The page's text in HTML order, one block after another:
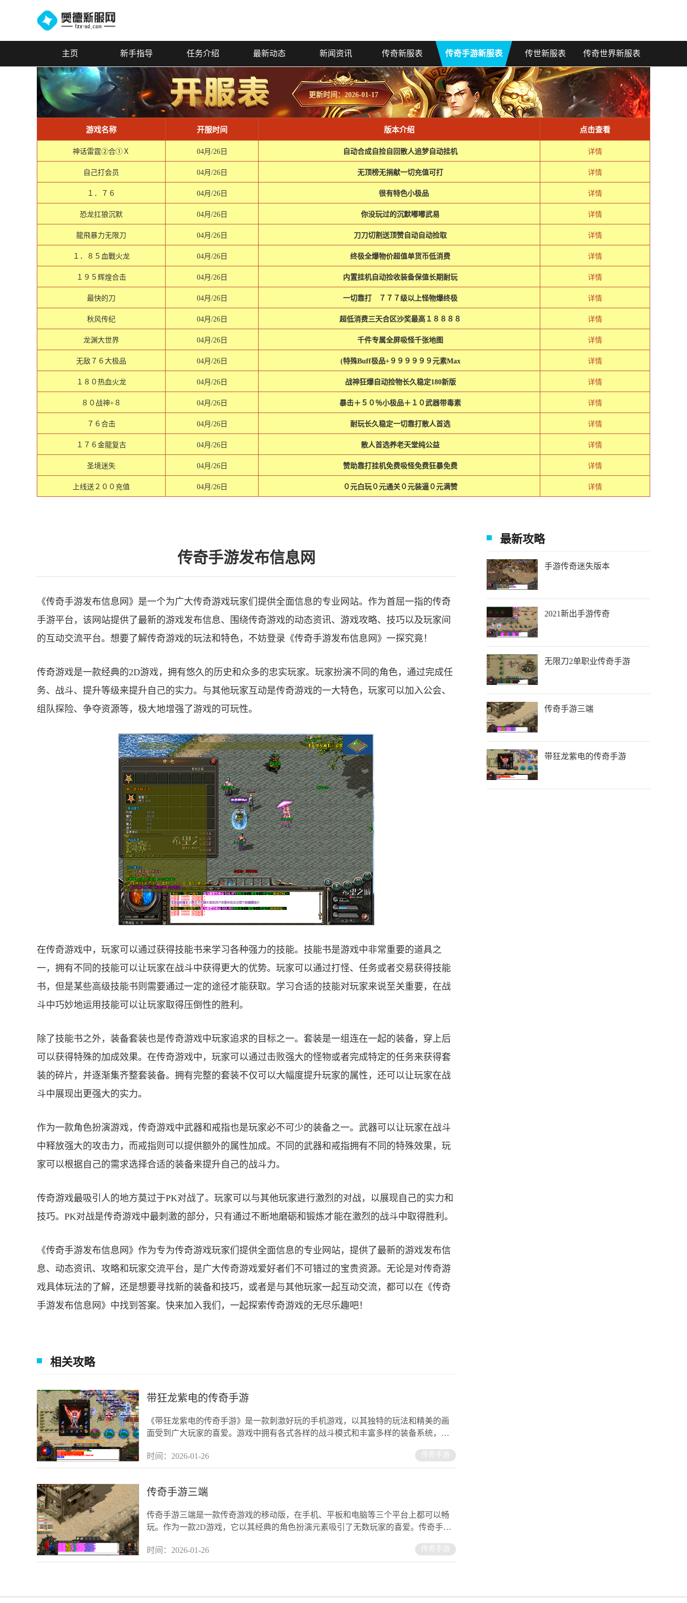
主页 新手指导 任务介绍 最新动态 新闻资讯 传奇新服表 传奇手游新服表 传世新服表 传奇世界新服表
更新时间：2026-01-17
游戏名称 开服时间 版本介绍 点击查看
神话雷霆②合①Ｘ 04月/26日 自动合成自捡自回散人追梦自动挂机 详情
自己打会员 04月/26日 无顶榜无捐献一切充值可打 详情
１．７６ 04月/26日 很有特色小极品 详情
恐龙扛狼沉默 04月/26日 你没玩过的沉默嘟嘟武易 详情
龍飛暴力无限刀 04月/26日 刀刀切割送顶赞自动自动捡取 详情
１．８５血戰火龙 04月/26日 终极全爆物价超值单货币低消费 详情
１９５辉煌合击 04月/26日 内置挂机自动捡收装备保值长期耐玩 详情
最快的刀 04月/26日 一切靠打 ７７７级以上怪物爆终极 详情
秋风传纪 04月/26日 超低消费三天合区沙奖最高１８８８８ 详情
龙渊大世界 04月/26日 千件专属全屏吸怪千张地图 详情
无敌７６大极品 04月/26日 (特殊Buff极品+９９９９９９元素Max 详情
１８０热血火龙 04月/26日 战神狂爆自动捡物长久稳定180新版 详情
８０战神+８ 04月/26日 暴击＋５０％小极品＋１０武器带毒素 详情
７６合击 04月/26日 耐玩长久稳定一切靠打散人首选 详情
１７６金龍复古 04月/26日 散人首选养老天堂纯公益 详情
圣境迷失 04月/26日 赞助靠打挂机免费吸怪免费狂暴免费 详情
上线送２００充值 04月/26日 ０元白玩０元通关０元装逼０元满赞 详情
传奇手游发布信息网
《传奇手游发布信息网》是一个为广大传奇游戏玩家们提供全面信息的专业网站。作为首屈一指的传奇
手游平台，该网站提供了最新的游戏发布信息、围绕传奇游戏的动态资讯、游戏攻略、技巧以及玩家间
的互动交流平台。想要了解传奇游戏的玩法和特色，不妨登录《传奇手游发布信息网》一探究竟！
传奇游戏是一款经典的2D游戏，拥有悠久的历史和众多的忠实玩家。玩家扮演不同的角色，通过完成任
务、战斗、提升等级来提升自己的实力。与其他玩家互动是传奇游戏的一大特色，玩家可以加入公会、
组队探险、争夺资源等，极大地增强了游戏的可玩性。
在传奇游戏中，玩家可以通过获得技能书来学习各种强力的技能。技能书是游戏中非常重要的道具之
一，拥有不同的技能可以让玩家在战斗中获得更大的优势。玩家可以通过打怪、任务或者交易获得技能
书，但是某些高级技能书则需要通过一定的途径才能获取。学习合适的技能对玩家来说至关重要，在战
斗中巧妙地运用技能可以让玩家取得压倒性的胜利。
除了技能书之外，装备套装也是传奇游戏中玩家追求的目标之一。套装是一组连在一起的装备，穿上后
可以获得特殊的加成效果。在传奇游戏中，玩家可以通过击败强大的怪物或者完成特定的任务来获得套
装的碎片，并逐渐集齐整套装备。拥有完整的套装不仅可以大幅度提升玩家的属性，还可以让玩家在战
斗中展现出更强大的实力。
作为一款角色扮演游戏，传奇游戏中武器和戒指也是玩家必不可少的装备之一。武器可以让玩家在战斗
中释放强大的攻击力，而戒指则可以提供额外的属性加成。不同的武器和戒指拥有不同的特殊效果，玩
家可以根据自己的需求选择合适的装备来提升自己的战斗力。
传奇游戏最吸引人的地方莫过于PK对战了。玩家可以与其他玩家进行激烈的对战，以展现自己的实力和
技巧。PK对战是传奇游戏中最刺激的部分，只有通过不断地磨砺和锻炼才能在激烈的战斗中取得胜利。
《传奇手游发布信息网》作为专为传奇游戏玩家们提供全面信息的专业网站，提供了最新的游戏发布信
息、动态资讯、攻略和玩家交流平台，是广大传奇游戏爱好者们不可错过的宝贵资源。无论是对传奇游
戏具体玩法的了解，还是想要寻找新的装备和技巧，或者是与其他玩家一起互动交流，都可以在《传奇
手游发布信息网》中找到答案。快来加入我们，一起探索传奇游戏的无尽乐趣吧！
相关攻略
带狂龙紫电的传奇手游
《带狂龙紫电的传奇手游》是一款刺激好玩的手机游戏，以其独特的玩法和精美的画
面受到广大玩家的喜爱。游戏中拥有各式各样的战斗模式和丰富多样的装备系统，让
时间：2026-01-26
传奇手游
传奇手游三端
传奇手游三端是一款传奇游戏的移动版，在手机、平板和电脑等三个平台上都可以畅
玩。作为一款2D游戏，它以其经典的角色扮演元素吸引了无数玩家的喜爱。传奇手游
时间：2026-01-26
传奇手游
最新攻略
手游传奇迷失版本
2021新出手游传奇
无限刀2单职业传奇手游
传奇手游三端
带狂龙紫电的传奇手游